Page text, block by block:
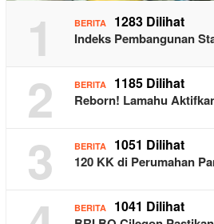
1 BERITA 1283 Dilihat
Indeks Pembangunan
2 BERITA 1185 Dilihat
Reborn! Lamahu
3 BERITA 1051 Dilihat
120 KK di Perumahan
BERITA 1041 Dilihat